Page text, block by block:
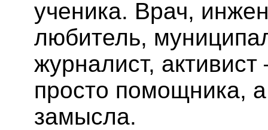
ученика. Врач,
любитель,
журналист,
просто помощника,
замысла.